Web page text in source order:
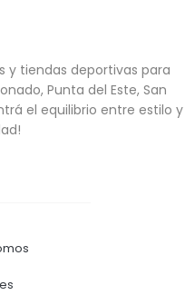
y tiendas deportivas para
Punta del Este, San
el equilibrio entre estilo y